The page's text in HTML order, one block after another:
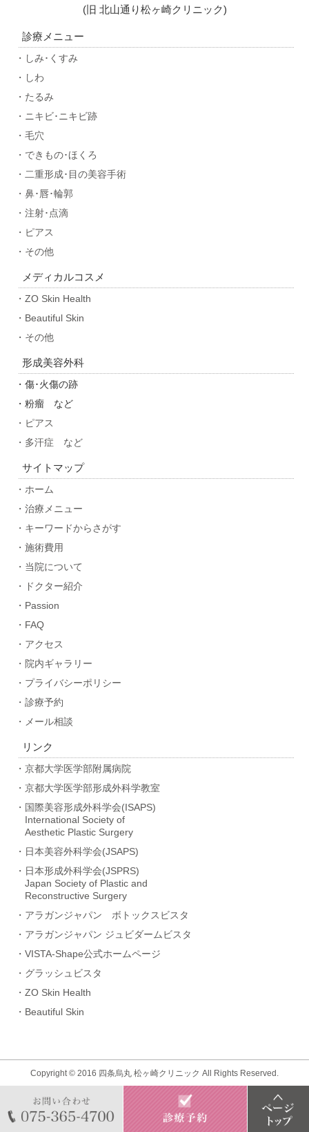
(旧 北山通り松ヶ崎クリニック)
診療メニュー
・しみ･くすみ
・しわ
・たるみ
・ニキビ･ニキビ跡
・毛穴
・できもの･ほくろ
・二重形成･目の美容手術
・鼻･唇･輪郭
・注射･点滴
・ピアス
・その他
メディカルコスメ
・ZO Skin Health
・Beautiful Skin
・その他
形成美容外科
・傷･火傷の跡
・粉瘤 など
・ピアス
・多汗症 など
サイトマップ
・ホーム
・治療メニュー
・キーワードからさがす
・施術費用
・当院について
・ドクター紹介
・Passion
・FAQ
・アクセス
・院内ギャラリー
・プライバシーポリシー
・診療予約
・メール相談
リンク
・京都大学医学部附属病院
・京都大学医学部形成外科学教室
・国際美容形成外科学会(ISAPS)
International Society of
Aesthetic Plastic Surgery
・日本美容外科学会(JSAPS)
・日本形成外科学会(JSPRS)
Japan Society of Plastic and
Reconstructive Surgery
・アラガンジャパン ボトックスビスタ
・アラガンジャパン ジュビダームビスタ
・VISTA-Shape公式ホームページ
・グラッシュビスタ
・ZO Skin Health
・Beautiful Skin
Copyright © 2016 四条烏丸 松ヶ崎クリニック All Rights Reserved.